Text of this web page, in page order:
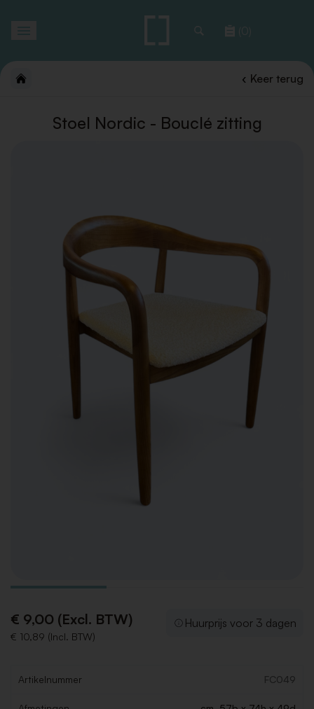
(0)
Keer terug
Stoel Nordic - Bouclé zitting
€ 9,00 (Excl. BTW)
€ 10,89 (Incl. BTW)
Huurprijs voor 3 dagen
Artikelnummer FC049